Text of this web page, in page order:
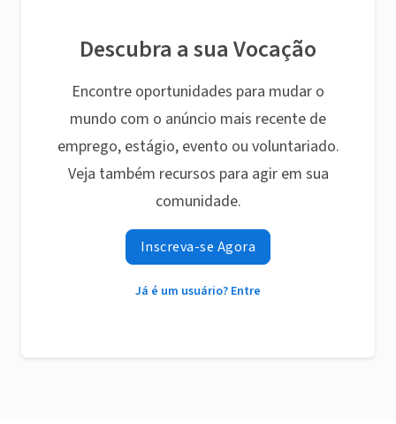
Descubra a sua Vocação
Encontre oportunidades para mudar o
mundo com o anúncio mais recente de
emprego, estágio, evento ou voluntariado.
Veja também recursos para agir em sua
comunidade.
Inscreva-se Agora
Já é um usuário? Entre